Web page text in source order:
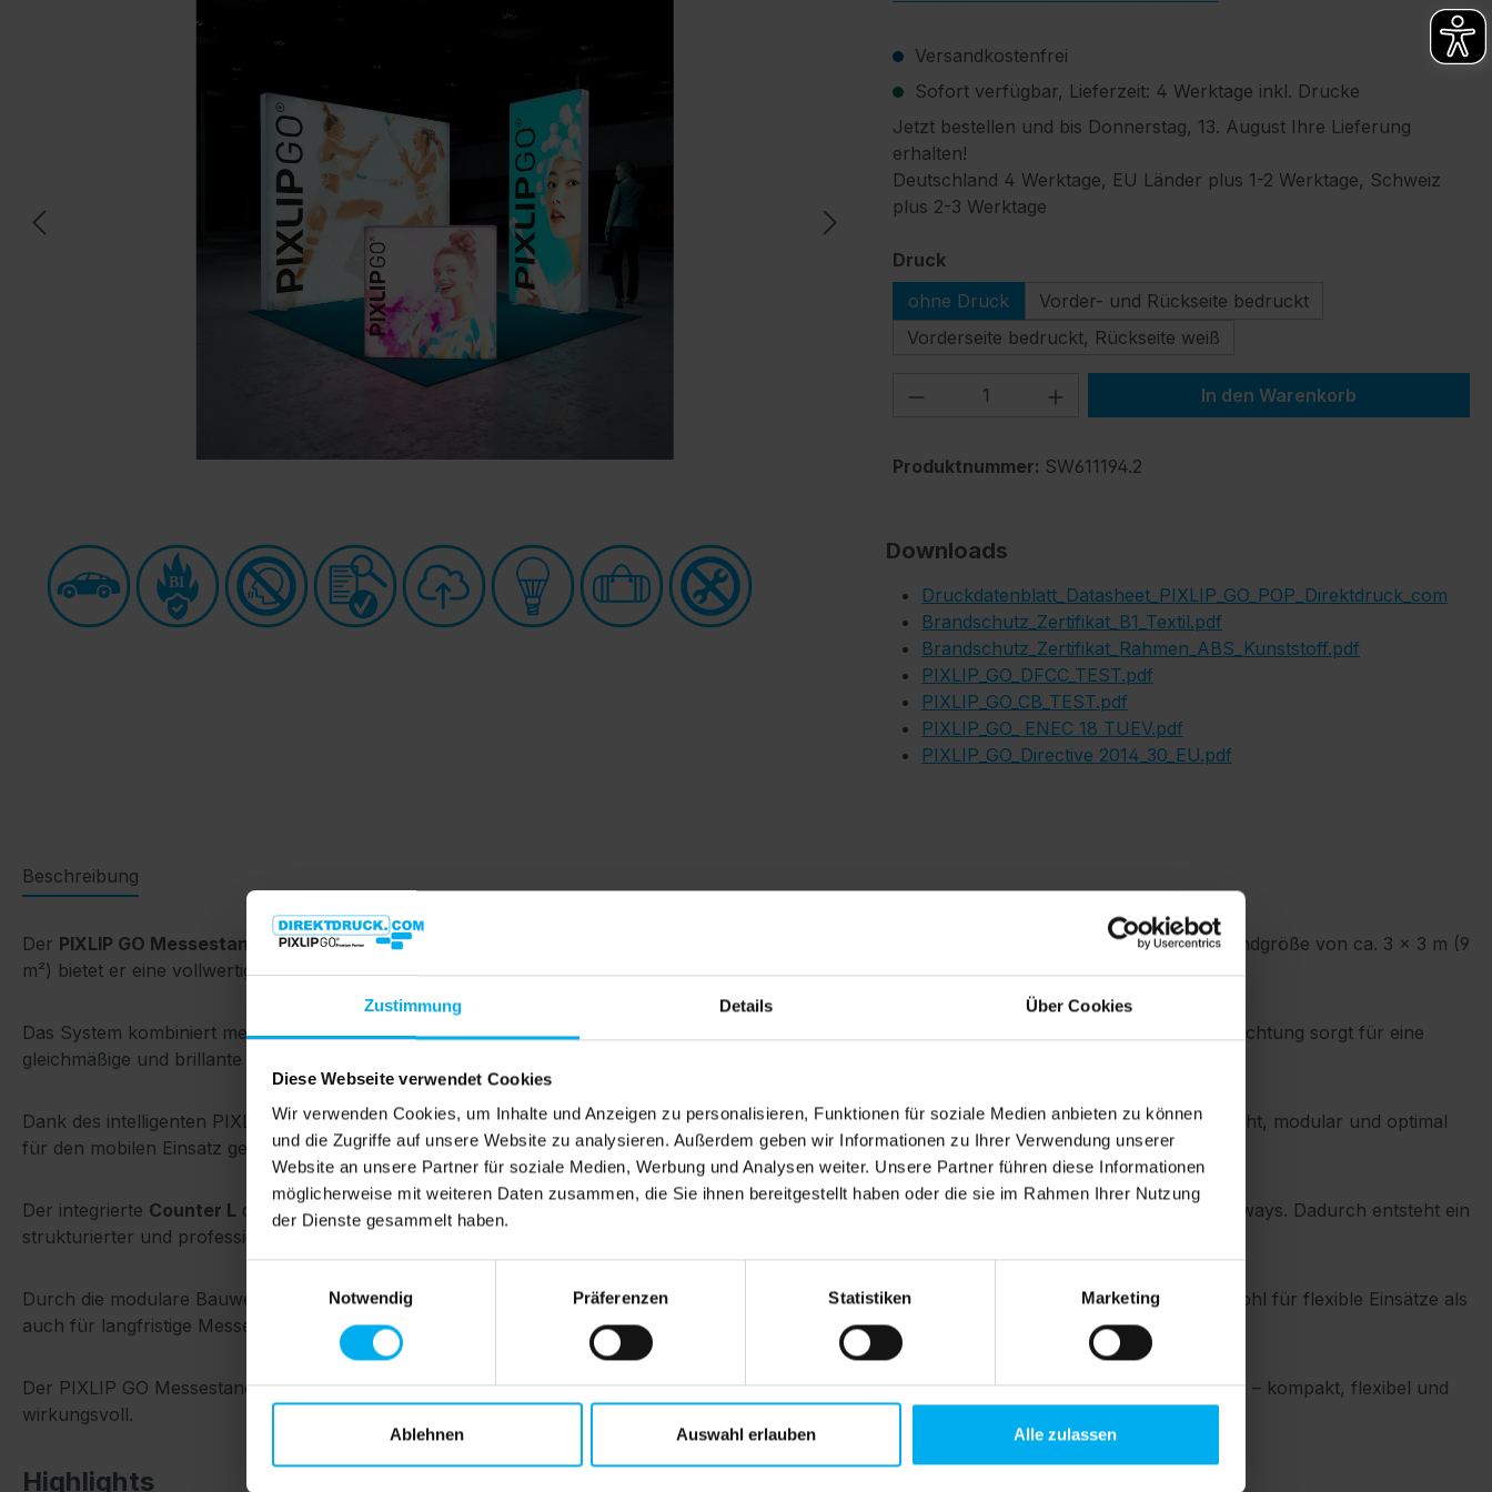
Zustimmung Details Über Cookies
Diese Webseite verwendet Cookies
Wir verwenden Cookies, um Inhalte und Anzeigen zu personalisieren, Funktionen für soziale Medien anbieten zu können
und die Zugriffe auf unsere Website zu analysieren. Außerdem geben wir Informationen zu Ihrer Verwendung unserer
Website an unsere Partner für soziale Medien, Werbung und Analysen weiter. Unsere Partner führen diese Informationen
möglicherweise mit weiteren Daten zusammen, die Sie ihnen bereitgestellt haben oder die sie im Rahmen Ihrer Nutzung
der Dienste gesammelt haben.
Notwendig
Präferenzen Statistiken Marketing
Ablehnen Auswahl erlauben Alle zulassen
Versandkostenfrei
Sofort verfügbar, Lieferzeit: 4 Werktage inkl. Drucke
Jetzt bestellen und bis Donnerstag, 13. August Ihre Lieferung
erhalten!
Deutschland 4 Werktage, EU Länder plus 1-2 Werktage, Schweiz
plus 2-3 Werktage
Druckauswählen
ohne Druck
Vorder- und Rückseite bedruckt
Vorderseite bedruckt, Rückseite weiß
Produkt Anzahl: Gib den gewünschten Wert
In den Warenkorb
Produktnummer: SW611194.2
B1
Downloads
Druckdatenblatt_Datasheet_PIXLIP_GO_POP_Direktdruck_com
Brandschutz_Zertifikat_B1_Textil.pdf
Brandschutz_Zertifikat_Rahmen_ABS_Kunststoff.pdf
PIXLIP_GO_DFCC_TEST.pdf
PIXLIP_GO_CB_TEST.pdf
PIXLIP_GO_ ENEC 18 TUEV.pdf
PIXLIP_GO_Directive 2014_30_EU.pdf
Beschreibung
Der PIXLIP GO Messestand S-05ist ein vorkonfiguriertes Komplettsystem für professionelle Messeauftritte auf kompakter Fläche. Mit einer Standgröße von ca. 3 × 3 m (9
m²) bietet er eine vollwertige Präsentationslösung für Promotions, Pop-up-Events, kleinere Messen oder Shop-in-Shop-Konzepte.
Das System kombiniert mehrerePIXLIP GO Lightbox Modulezu einer offenen Standlösung mit hoher Fernwirkung. Die integrierte LED-Hinterleuchtung sorgt für eine
gleichmäßige und brillante Ausleuchtung Ihrer Textildrucke und garantiert maximale Sichtbarkeit – auch in stark frequentierten Messehallen.
Dank des intelligenten PIXLIP GO Stecksystems erfolgt der Aufbau vollständig werkzeuglosund in wenigen Minuten. Alle Komponenten sind leicht, modular und optimal
für den mobilen Einsatz geeignet.
Der integrierte Counter L dient als zentraler Anlaufpunkt für Beratungsgespräche und bietet zusätzlichen Stauraum für Unterlagen oder Give-aways. Dadurch entsteht ein
strukturierter und professioneller Messeauftritt.
Durch die modulare Bauweise kann der Messestand jederzeit erweitert, angepasst oder neu konfiguriert werden. Damit eignet sich der S-05 sowohl für flexible Einsätze als
auch für langfristige Messekonzepte.
Der PIXLIP GO Messestand S-05 ist die ideale Lösung für Unternehmen, die auf begrenztem Raum eine starke Markenpräsenz erzielen möchten – kompakt, flexibel und
wirkungsvoll.
Highlights